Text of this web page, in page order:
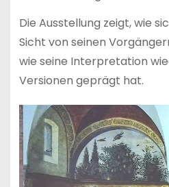
Die Ausstellung zeigt, wie
Sicht von seinen
wie seine Interpretation
Versionen geprägt hat.